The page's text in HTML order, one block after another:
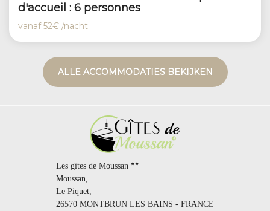
d'accueil : 6 personnes
vanaf52€ /nacht
ALLE ACCOMMODATIES BEKIJKEN
Les gîtes de Moussan
Moussan,
Le Piquet,
26570 MONTBRUN LES BAINS - FRANCE